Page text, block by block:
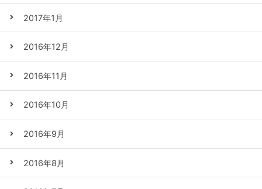
2017年1月
2016年12月
2016年11月
2016年10月
2016年9月
2016年8月